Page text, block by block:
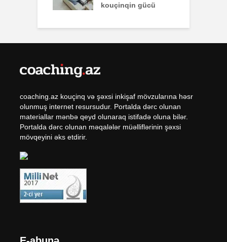
kouçinqin gücü
coaching.az kouçinq və şəxsi inkişaf mövzularına həsr
olunmuş internet resursudur. Portalda dərc olunan
materiallar mənbə qeyd olunaraq istifadə oluna bilər.
Portalda dərc olunan məqalələr müəlliflərinin şəxsi
mövqeyini əks etdirir.